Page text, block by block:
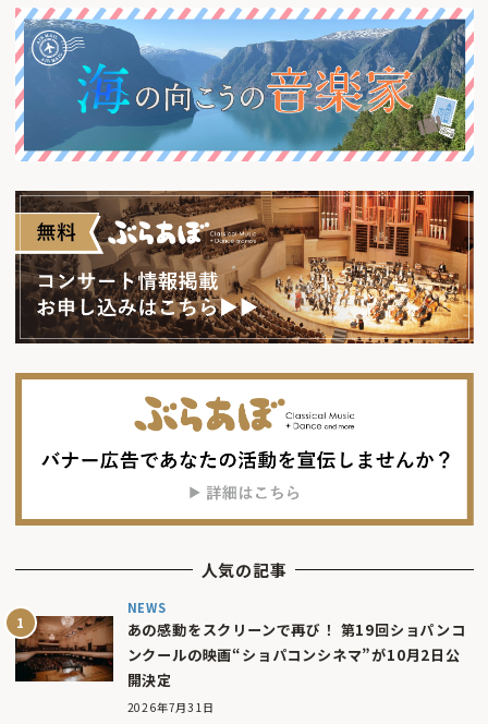
人気の記事
NEWS
あの感動をスクリーンで再び！ 第19回ショパンコ
ンクールの映画“ショパコンシネマ”が10月2日公
開決定
2026年7月31日